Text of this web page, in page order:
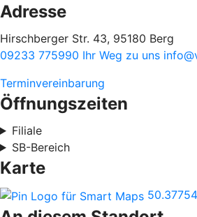
Adresse
Hirschberger Str. 43, 95180 Berg
09233 775990 Ihr Weg zu uns
Terminvereinbarung
Öffnungszeiten
Filiale
SB-Bereich
Karte
50.37754